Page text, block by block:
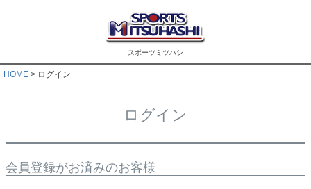
スポーツミツハシ
HOME ログイン
ログイン
会員登録がお済みのお客様